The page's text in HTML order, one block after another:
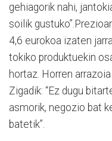
gehiagorik nahi,
soilik
4,6 eurokoa izaten
tokiko produktuekin
hortaz. Horren
Zigadik: “Ez dugu
asmorik, negozio bat
batetik”.